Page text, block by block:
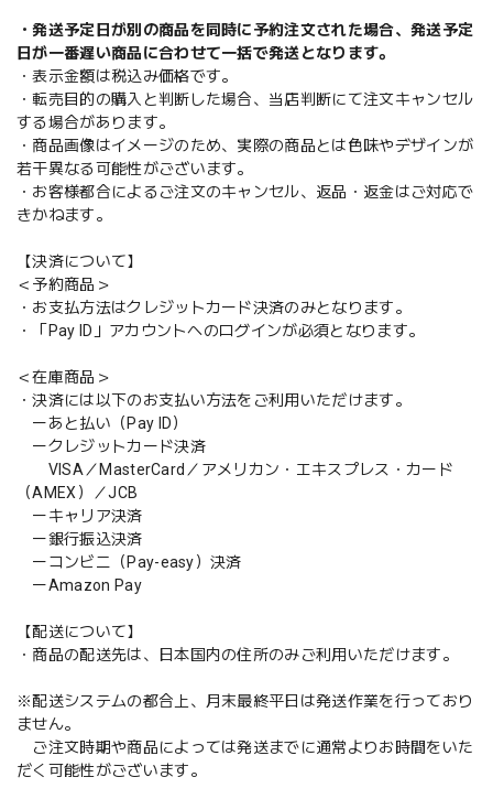
・発送予定日が別の商品を同時に予約注文された場合、発送予定
日が一番遅い商品に合わせて一括で発送となります。
・表示金額は税込み価格です。
・転売目的の購入と判断した場合、当店判断にて注文キャンセル
する場合があります。
・商品画像はイメージのため、実際の商品とは色味やデザインが
若干異なる可能性がございます。
・お客様都合によるご注文のキャンセル、返品・返金はご対応で
きかねます。
【決済について】
＜予約商品＞
・お支払方法はクレジットカード決済のみとなります。
・「Pay ID」アカウントへのログインが必須となります。
＜在庫商品＞
・決済には以下のお支払い方法をご利用いただけます。
ーあと払い（Pay ID）
ークレジットカード決済
VISA／MasterCard／アメリカン・エキスプレス・カード
（AMEX）／JCB
ーキャリア決済
ー銀行振込決済
ーコンビニ（Pay-easy）決済
ーAmazon Pay
【配送について】
・商品の配送先は、日本国内の住所のみご利用いただけます。
※配送システムの都合上、月末最終平日は発送作業を行っており
ません。
ご注文時期や商品によっては発送までに通常よりお時間をいた
だく可能性がございます。